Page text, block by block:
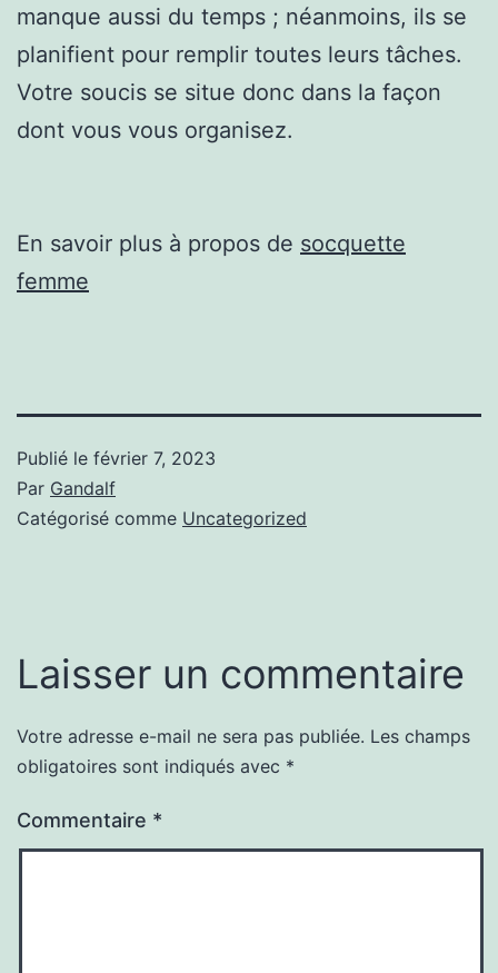
manque aussi du temps ; néanmoins, ils se
planifient pour remplir toutes leurs tâches.
Votre soucis se situe donc dans la façon
dont vous vous organisez.
En savoir plus à propos de socquette
femme
Publié le février 7, 2023
Par Gandalf
Catégorisé comme Uncategorized
Laisser un commentaire
Votre adresse e-mail ne sera pas publiée. Les champs
obligatoires sont indiqués avec *
Commentaire *